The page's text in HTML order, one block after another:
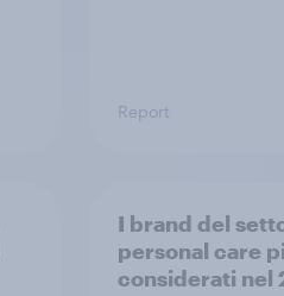
Report
I brand del
personal care
considerati nel